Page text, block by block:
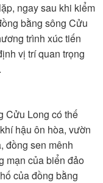
ngay sau khi kiểm
bằng sông Cửu
trình xúc tiến
vị trí quan trọng
Cửu Long có thế
hậu ôn hòa, vườn
đồng sen mênh
mạn của biển đảo
của đồng bằng